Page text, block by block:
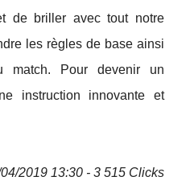
de briller avec tout notre
les règles de base ainsi
match. Pour devenir un
instruction innovante et
2019 13:30 - 3 515 Clicks